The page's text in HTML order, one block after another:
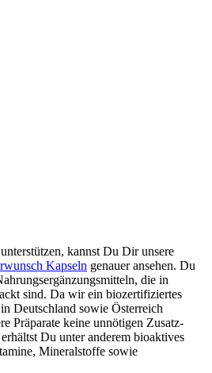
kannst Du Dir unsere
Kapseln genauer ansehen. Du
die in
sind. Da wir ein biozertifiziertes
Deutschland sowie Österreich
Präparate keine unnötigen Zusatz-
Du unter anderem bioaktives
Mineralstoffe sowie